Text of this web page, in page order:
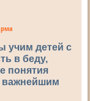
учим детей с
в беду,
понятия
важнейшим